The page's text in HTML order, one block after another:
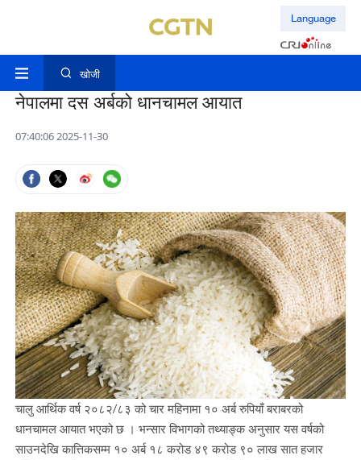
Language
खोजी
नेपालमा दस अर्बको धानचामल आयात
07:40:06 2025-11-30
चालु आर्थिक वर्ष २०८२/८३ को चार महिनामा १० अर्ब रुपियाँ बराबरको
धानचामल आयात भएको छ । भन्सार विभागको तथ्याङ्क अनुसार यस वर्षको
साउनदेखि कात्तिकसम्म १० अर्ब १८ करोड ४९ करोड ९० लाख सात हजार